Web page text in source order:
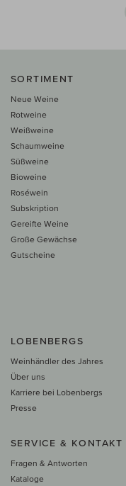
SORTIMENT
Neue Weine
Rotweine
Weißweine
Schaumweine
Süßweine
Bioweine
Roséwein
Subskription
Gereifte Weine
Große Gewächse
Gutscheine
LOBENBERGS
Weinhändler des Jahres
Über uns
Karriere bei Lobenbergs
Presse
SERVICE & KONTAKT
Fragen & Antworten
Kataloge